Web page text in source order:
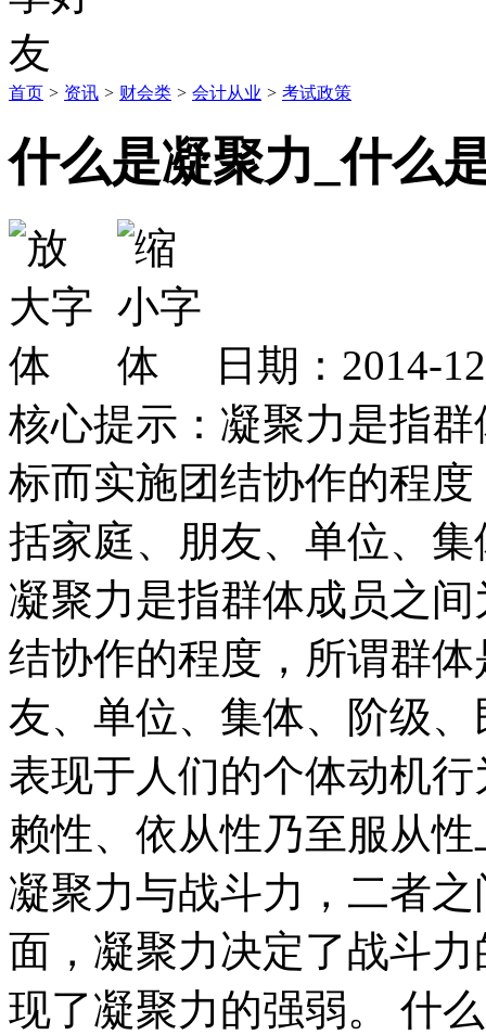
首页 > 资讯 > 财会类 > 会计从业 > 考试政策
什么是凝聚力_什么
日期：2014-
核心提示：凝聚力是指
标而实施团结协作的程
括家庭、朋友、单位、
凝聚力是指群体成员之
结协作的程度，所谓群
友、单位、集体、阶级
表现于人们的个体动机
赖性、依从性乃至服从性
凝聚力与战斗力，二者
面，凝聚力决定了战斗
现了凝聚力的强弱。 什